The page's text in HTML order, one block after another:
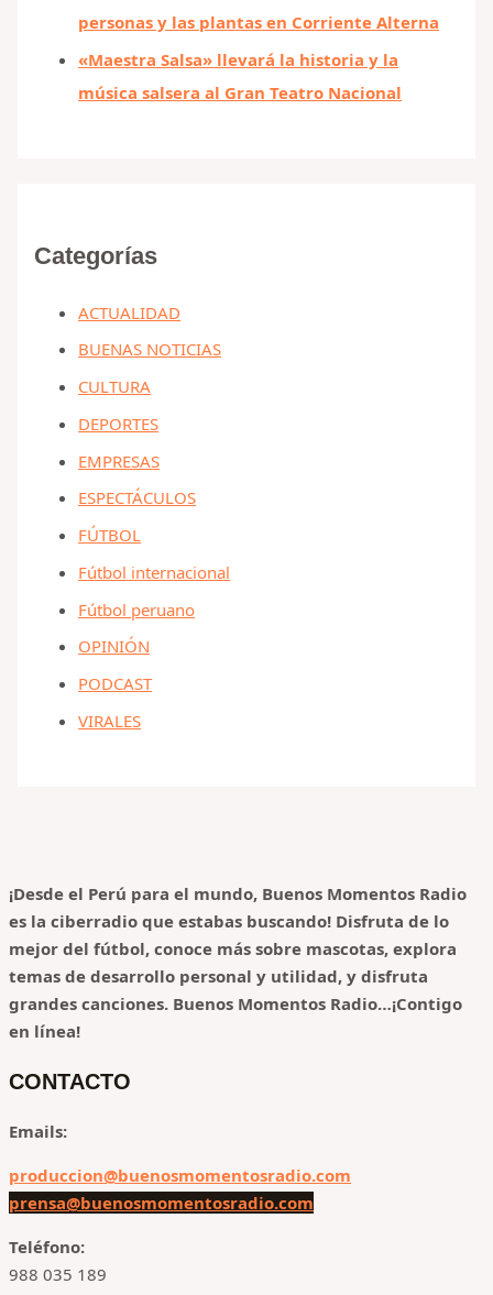
personas y las plantas en Corriente Alterna
«Maestra Salsa» llevará la historia y la
música salsera al Gran Teatro Nacional
Categorías
ACTUALIDAD
BUENAS NOTICIAS
CULTURA
DEPORTES
EMPRESAS
ESPECTÁCULOS
FÚTBOL
Fútbol internacional
Fútbol peruano
OPINIÓN
PODCAST
VIRALES
¡Desde el Perú para el mundo, Buenos Momentos Radio
es la ciberradio que estabas buscando! Disfruta de lo
mejor del fútbol, conoce más sobre mascotas, explora
temas de desarrollo personal y utilidad, y disfruta
grandes canciones. Buenos Momentos Radio…¡Contigo
en línea!
CONTACTO
Emails:
produccion@buenosmomentosradio.com
prensa@buenosmomentosradio.com
Teléfono:
988 035 189